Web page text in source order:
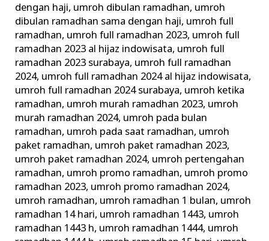
dengan haji, umroh dibulan ramadhan, umroh
dibulan ramadhan sama dengan haji, umroh full
ramadhan, umroh full ramadhan 2023, umroh full
ramadhan 2023 al hijaz indowisata, umroh full
ramadhan 2023 surabaya, umroh full ramadhan
2024, umroh full ramadhan 2024 al hijaz indowisata,
umroh full ramadhan 2024 surabaya, umroh ketika
ramadhan, umroh murah ramadhan 2023, umroh
murah ramadhan 2024, umroh pada bulan
ramadhan, umroh pada saat ramadhan, umroh
paket ramadhan, umroh paket ramadhan 2023,
umroh paket ramadhan 2024, umroh pertengahan
ramadhan, umroh promo ramadhan, umroh promo
ramadhan 2023, umroh promo ramadhan 2024,
umroh ramadhan, umroh ramadhan 1 bulan, umroh
ramadhan 14 hari, umroh ramadhan 1443, umroh
ramadhan 1443 h, umroh ramadhan 1444, umroh